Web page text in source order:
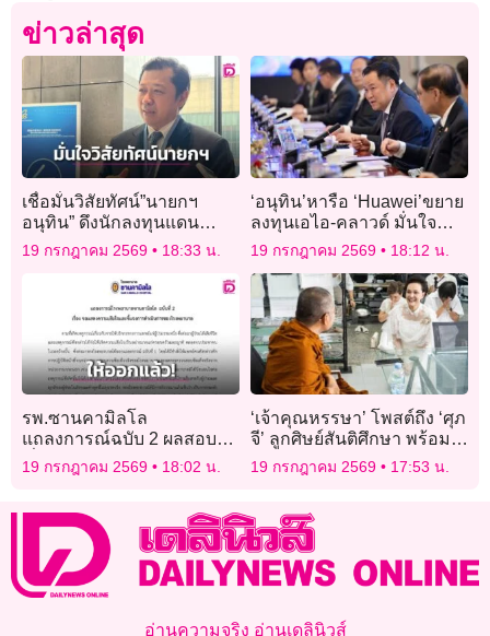
ข่าวล่าสุด
เชื่อมั่นวิสัยทัศน์”นายกฯ
อนุทิน” ดึงนักลงทุนแดน
มังกร
19 กรกฎาคม 2569 18:33 น.
‘อนุทิน’หารือ ‘Huawei’ขยาย
ลงทุนเอไอ-คลาวด์ มั่นใจ
ศักยภาพไทย
19 กรกฎาคม 2569 18:12 น.
รพ.ซานคามิลโล
แถลงการณ์ฉบับ 2 ผลสอบชัด
‘สื่อสารไม่สุภาพ’ ให้หมอ
วินิจฉัยพลาดพ้นหน้าที่
19 กรกฎาคม 2569 18:02 น.
‘เจ้าคุณหรรษา’​ โพสต์ถึง ‘ศุภ
จี’​ ลูกศิษย์สันติศึกษา พร้อม
ให้หลักธรรมเตือนใจ ‘คนไม่
ถูกนินทา ไม่มีในโลก’
19 กรกฎาคม 2569 17:53 น.
อ่านความจริง อ่านเดลินิวส์